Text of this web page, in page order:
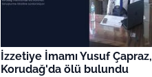
İzzetiye İmamı Yusuf Çapraz,
Korudağ'da ölü bulundu